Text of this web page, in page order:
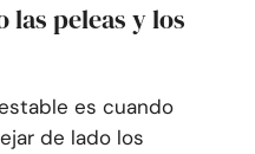
las peleas y los
es cuando
de lado los